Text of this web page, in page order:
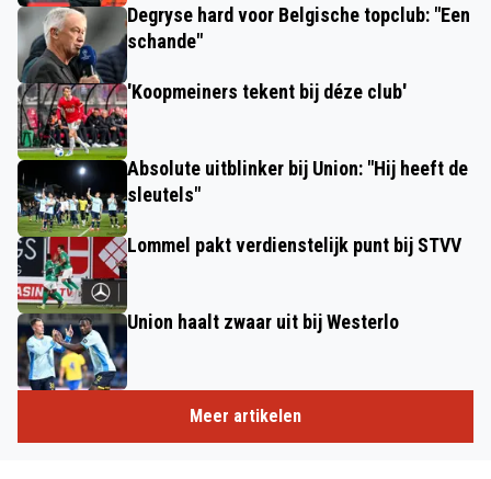
Degryse hard voor Belgische topclub: "Een
schande"
'Koopmeiners tekent bij déze club'
Absolute uitblinker bij Union: "Hij heeft de
sleutels"
Lommel pakt verdienstelijk punt bij STVV
Union haalt zwaar uit bij Westerlo
Meer artikelen